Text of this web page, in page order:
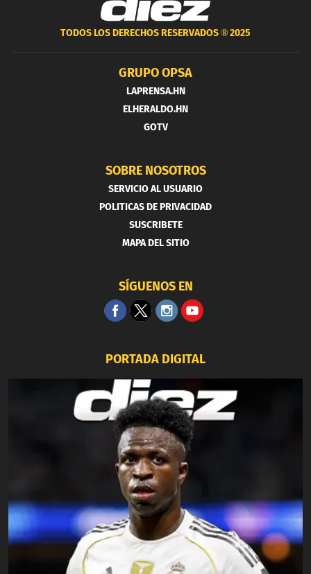
TODOS LOS DERECHOS RESERVADOS ®2025
GRUPO OPSA
LAPRENSA.HN
ELHERALDO.HN
GOTV
SOBRE NOSOTROS
SERVICIO AL USUARIO
POLITICAS DE PRIVACIDAD
SUSCRIBETE
MAPA DEL SITIO
SÍGUENOS EN
PORTADA DIGITAL